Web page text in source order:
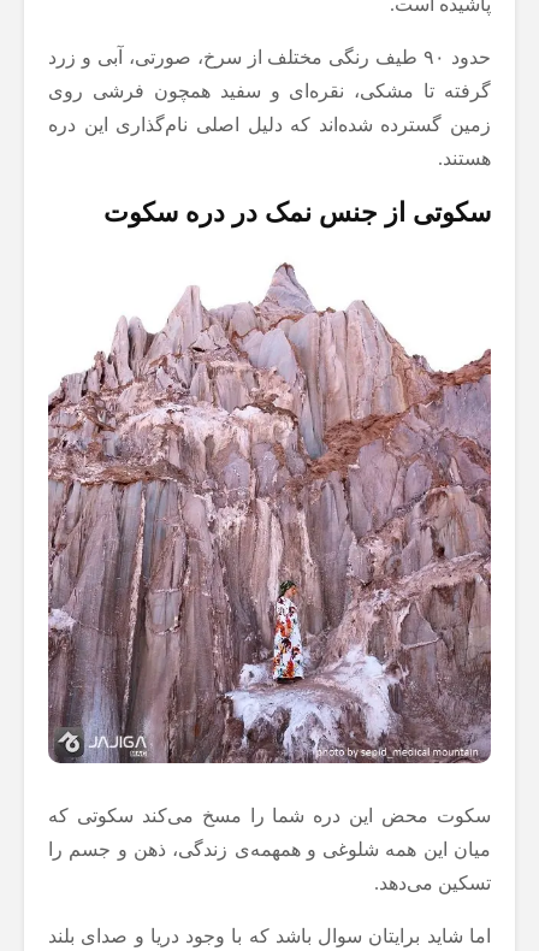
حدود ۹۰ طیف رنگی مختلف از سرخ، صورتی، آبی و زرد
گرفته تا مشکی، نقره‌ای و سفید همچون فرشی روی
زمین گسترده شده‌اند که دلیل اصلی نام‌گذاری این دره
هستند.
سکوتی از جنس نمک در دره سکوت
سکوت محض این دره شما را مسخ می‌کند سکوتی که
میان این همه شلوغی و همهمه‌‌ی زندگی، ذهن و جسم را
تسکین می‌دهد.
اما شاید برایتان سوال باشد که با وجود دریا و صدای بلند